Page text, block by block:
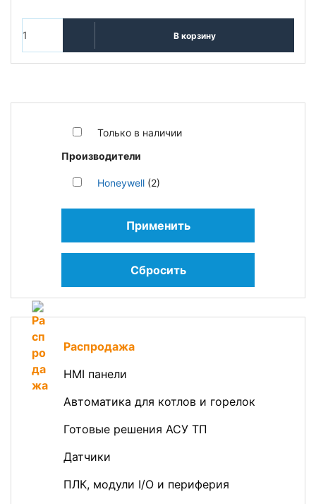
Только в наличии
Производители
Honeywell (2)
Применить
Сбросить
Распродажа
HMI панели
Автоматика для котлов и горелок
Готовые решения АСУ ТП
Датчики
ПЛК, модули I/O и периферия
В корзину